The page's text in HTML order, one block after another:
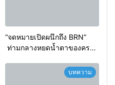
“จดหมายเปิดผนึกถึง BRN”
ท่ามกลางหยดน้ำตาของครอบ
สะอื้นของทารกน้อยที่ต้อง
บทความ